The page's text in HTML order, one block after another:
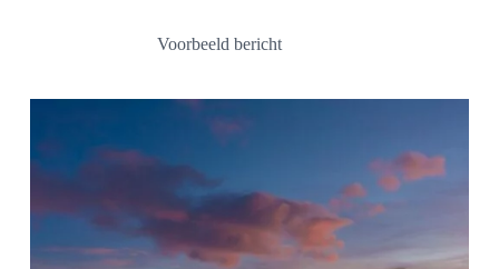
Voorbeeld bericht